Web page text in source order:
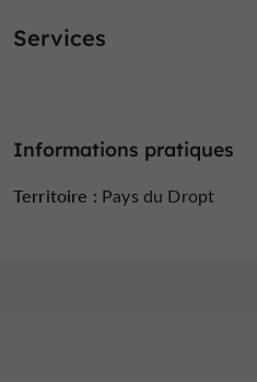
Services
Informations pratiques
Territoire : Pays du Dropt